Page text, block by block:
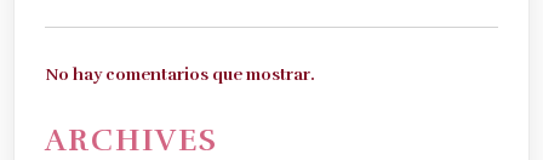
No hay comentarios que mostrar.
ARCHIVES